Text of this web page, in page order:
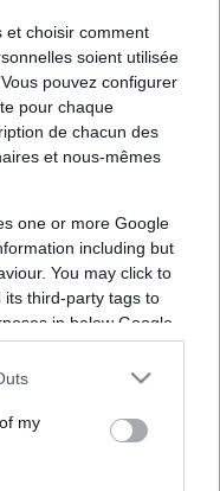
et choisir comment
soient utilisée
pouvez configurer
pour chaque
de chacun des
et nous-mêmes
one or more Google
including but
You may click to
third-party tags to
in below Google
my
amical, date de
complet
une chose à
sur le
me le
de Rodrigue
finale
en
dévoilés
ravi mais...",
grand écran,
pour suivre